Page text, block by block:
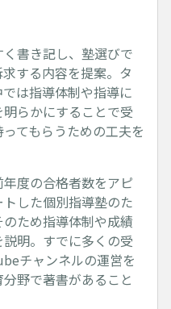
書き記し、塾選びで
する内容を提案。タ
は指導体制や指導に
らかにすることで受
てもらうための工夫を
度の合格者数をアピ
した個別指導塾のた
ため指導体制や成績
明。すでに多くの受
チャンネルの運営を
野で著書があること